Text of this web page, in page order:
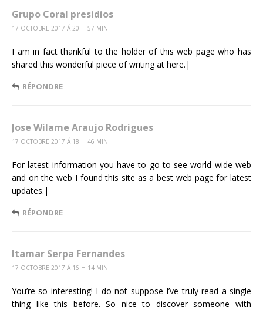
Grupo Coral presidios
17 OCTOBRE 2017 Á 20 H 57 MIN
I am in fact thankful to the holder of this web page who has
shared this wonderful piece of writing at here.|
RÉPONDRE
Jose Wilame Araujo Rodrigues
17 OCTOBRE 2017 Á 18 H 46 MIN
For latest information you have to go to see world wide web
and on the web I found this site as a best web page for latest
updates.|
RÉPONDRE
Itamar Serpa Fernandes
17 OCTOBRE 2017 Á 16 H 14 MIN
You’re so interesting! I do not suppose I’ve truly read a single
thing like this before. So nice to discover someone with